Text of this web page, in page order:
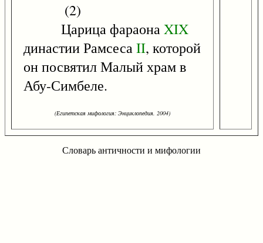
(2)
Царица фараонаXIX
династии РамсесаII, которой
он посвятил Малый храм в
Абу-Симбеле.
(Египетская мифология: Энциклопедия. 2004)
Словарь античности и мифологии